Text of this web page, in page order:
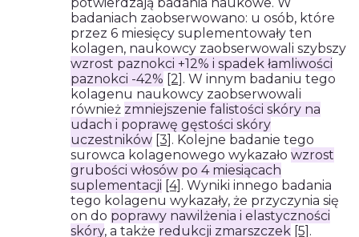
badaniach zaobserwowano: u osób, które
przez 6 miesięcy suplementowały ten
kolagen, naukowcy zaobserwowali szybszy
wzrost paznokci +12% i spadek łamliwości
paznokci -42% [2] . W innym badaniu tego
kolagenu naukowcy zaobserwowali
również zmniejszenie falistości skóry na
udach i poprawę gęstości skóry
uczestników [3] . Kolejne badanie tego
surowca kolagenowego wykazało wzrost
grubości włosów po 4 miesiącach
suplementacji [4] . Wyniki innego badania
tego kolagenu wykazały, że przyczynia się
on do poprawy nawilżenia i elastyczności
skóry, a także redukcji zmarszczek [5] .